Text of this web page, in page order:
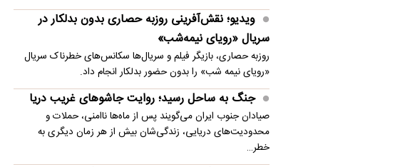
ویدیو؛ نقش‌آفرینی روزبه حصاری بدون بدلکار در
سریال «رویای نیمه‌شب»
روزبه حصاری، بازیگر فیلم و سریال‌ها سکانس‌های خطرناک سریال
«رویای نیمه شب» را بدون حضور بدلکار انجام داد.
جنگ به ساحل رسید؛ روایت جاشوهای غریب دریا
صیادان جنوب ایران می‌گویند پس از ماه‌ها ناامنی، حملات و
محدودیت‌های دریایی، زندگی‌شان بیش از هر زمان دیگری به
خطر…